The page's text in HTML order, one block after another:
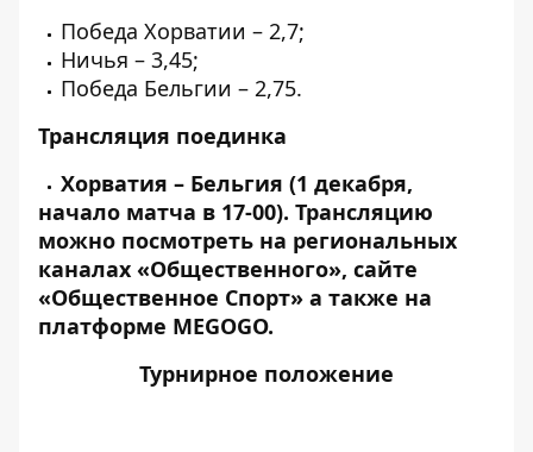
Победа Хорватии – 2,7;
Ничья – 3,45;
Победа Бельгии – 2,75.
Трансляция поединка
Хорватия – Бельгия (1 декабря,
начало матча в 17-00). Трансляцию
можно посмотреть на региональных
каналах «Общественного», сайте
«Общественное Спорт» а также на
платформе MEGOGO.
Турнирное положение